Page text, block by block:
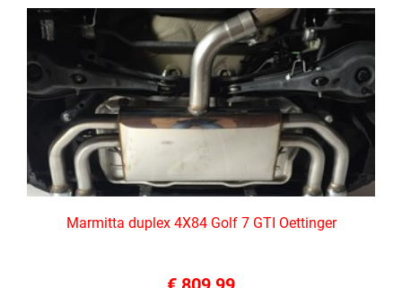
Marmitta duplex 4X84 Golf 7 GTI Oettinger